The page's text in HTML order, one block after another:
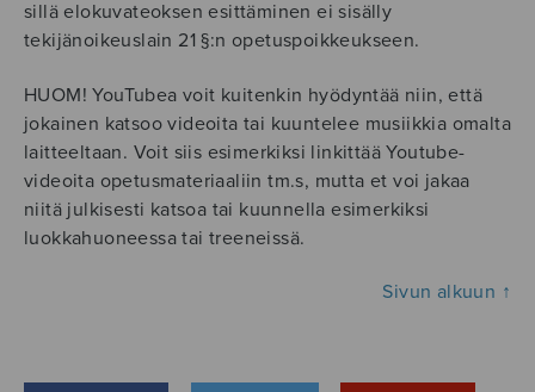
sillä elokuvateoksen esittäminen ei sisälly
tekijänoikeuslain 21 §:n opetuspoikkeukseen.
HUOM! YouTubea voit kuitenkin hyödyntää niin, että
jokainen katsoo videoita tai kuuntelee musiikkia omalta
laitteeltaan. Voit siis esimerkiksi linkittää Youtube-
videoita opetusmateriaaliin tm.s, mutta et voi jakaa
niitä julkisesti katsoa tai kuunnella esimerkiksi
luokkahuoneessa tai treeneissä.
Sivun alkuun ↑